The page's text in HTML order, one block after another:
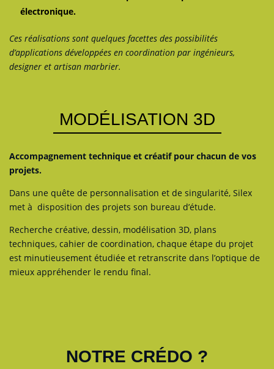
électronique.
Ces réalisations sont quelques facettes des possibilités
d’applications développées en coordination par ingénieurs,
designer et artisan marbrier.
MODÉLISATION 3D
Accompagnement technique et créatif pour chacun de vos
projets.
Dans une quête de personnalisation et de singularité, Silex
met à disposition des projets son bureau d’étude.
Recherche créative, dessin, modélisation 3D, plans
techniques, cahier de coordination, chaque étape du projet
est minutieusement étudiée et retranscrite dans l’optique de
mieux appréhender le rendu final.
NOTRE CRÉDO ?